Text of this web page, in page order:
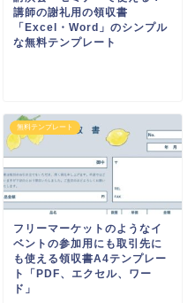
講師の謝礼用の領収書
「Excel・Word」のシンプル
な無料テンプレート
無料テンプレート
フリーマーケットのようなイ
ベントの参加用にも取引先に
も使える領収書A4テンプレー
ト「PDF、エクセル、ワー
ド」